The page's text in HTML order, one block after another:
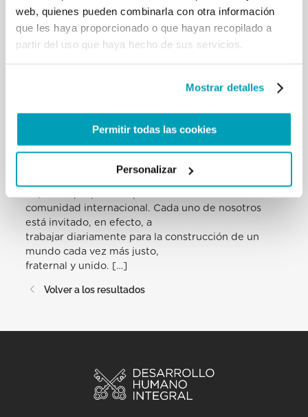
web, quienes pueden combinarla con otra información
que les haya proporcionado o que hayan recopilado a
partir del uso que haya hecho de sus servicios.
Mostrar detalles
Permitir todas las cookies
Personalizar
está al servicio del bien común
mundial, llamando la atención sobre los aspectos
antropológicos, éticos y
religiosos de las diversas cuestiones que afectan a
Espero que vuestra actividad diplomática como
del encuentro» (Fratelli tutti,
215), tan necesaria para superar las diferencias y
divisiones que tan a menudo
obstaculizan la realización de los altos ideales y
comunidad internacional. Cada uno de nosotros
está invitado, en efecto, a
trabajar diariamente para la construcción de un
mundo cada vez más justo,
fraternal y unido. […]
Volver a los resultados